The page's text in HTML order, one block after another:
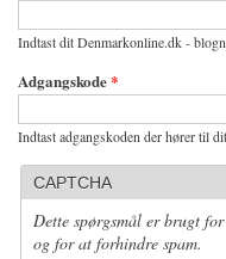
Indtast dit Denmarkonline.dk -
Adgangskode*
Indtast adgangskoden der hører til
CAPTCHA
Dette spørgsmål er brugt
og for at forhindre spam.